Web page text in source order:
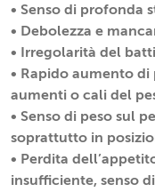
• Senso di profonda
• Debolezza e
• Irregolarità del
• Rapido aumento
aumenti o cali del
• Senso di peso sul
soprattutto in
• Perdita
insufficiente, senso